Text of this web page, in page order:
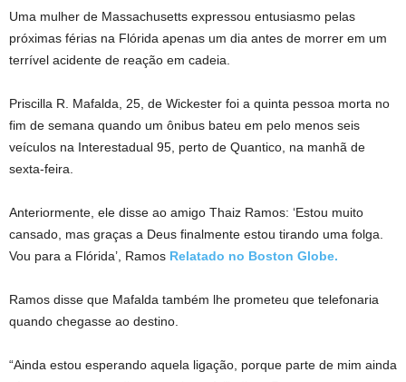
Uma mulher de Massachusetts expressou entusiasmo pelas
próximas férias na Flórida apenas um dia antes de morrer em um
terrível acidente de reação em cadeia.
Priscilla R. Mafalda, 25, de Wickester foi a quinta pessoa morta no
fim de semana quando um ônibus bateu em pelo menos seis
veículos na Interestadual 95, perto de Quantico, na manhã de
sexta-feira.
Anteriormente, ele disse ao amigo Thaiz Ramos: ‘Estou muito
cansado, mas graças a Deus finalmente estou tirando uma folga.
Vou para a Flórida’, Ramos Relatado no Boston Globe.
Ramos disse que Mafalda também lhe prometeu que telefonaria
quando chegasse ao destino.
“Ainda estou esperando aquela ligação, porque parte de mim ainda